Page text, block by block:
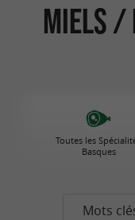
Miels /
Toutes les
Basques
Mots